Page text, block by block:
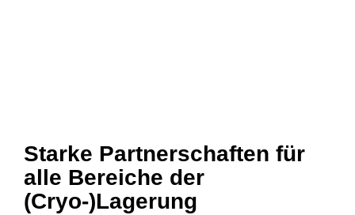
Starke Partnerschaften für
alle Bereiche der
(Cryo-)Lagerung